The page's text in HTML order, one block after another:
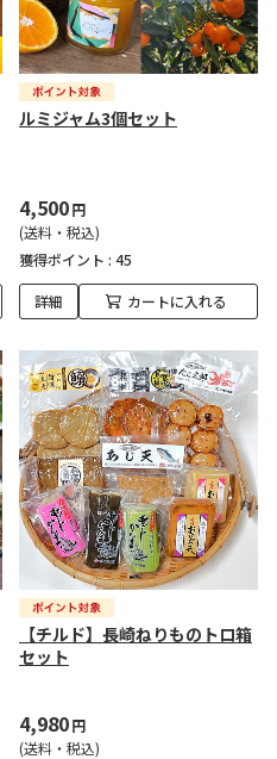
ルミジャム3個セット
4,500円
(送料・税込)
獲得ポイント : 45
詳細 カートに入れる
【チルド】長崎ねりものトロ箱
セット
4,980円
(送料・税込)